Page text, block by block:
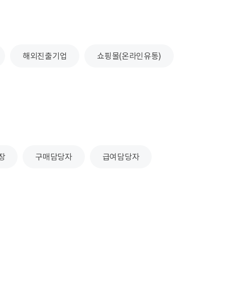
해외진출기업 쇼핑몰(온라인유통)
구매담당자 급여담당자